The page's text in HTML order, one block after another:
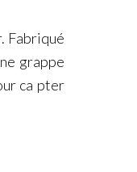
Fabriqué
grappe
ca pter